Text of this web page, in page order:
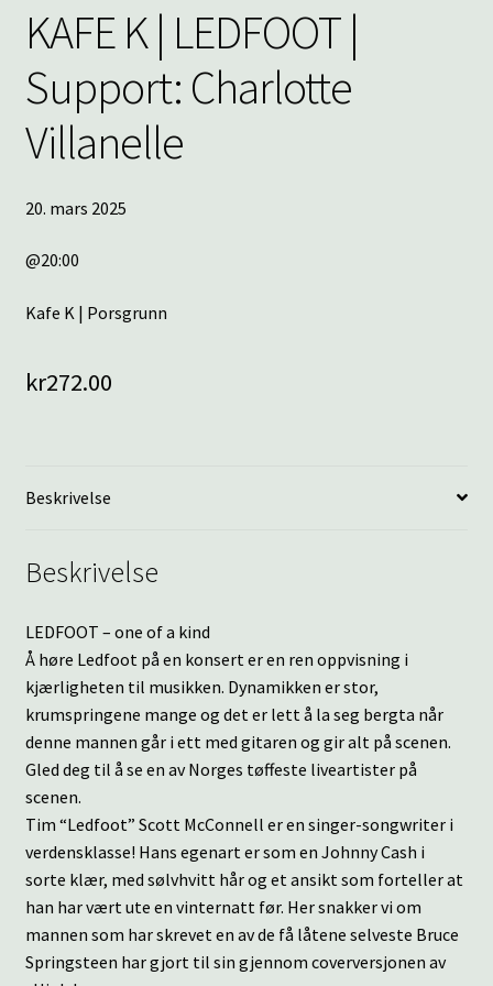
KAFE K | LEDFOOT |
Support: Charlotte
Villanelle
20. mars 2025
@20:00
Kafe K | Porsgrunn
kr272.00
Beskrivelse
Beskrivelse
LEDFOOT – one of a kind
Å høre Ledfoot på en konsert er en ren oppvisning i
kjærligheten til musikken. Dynamikken er stor,
krumspringene mange og det er lett å la seg bergta når
denne mannen går i ett med gitaren og gir alt på scenen.
Gled deg til å se en av Norges tøffeste liveartister på
scenen.
Tim “Ledfoot” Scott McConnell er en singer-songwriter i
verdensklasse! Hans egenart er som en Johnny Cash i
sorte klær, med sølvhvitt hår og et ansikt som forteller at
han har vært ute en vinternatt før. Her snakker vi om
mannen som har skrevet en av de få låtene selveste Bruce
Springsteen har gjort til sin gjennom coverversjonen av